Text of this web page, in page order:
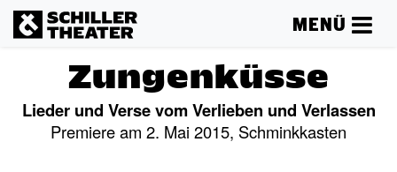
MENÜ
Zungenküsse
Lieder und Verse vom Verlieben und Verlassen
Premiere am 2. Mai 2015, Schminkkasten